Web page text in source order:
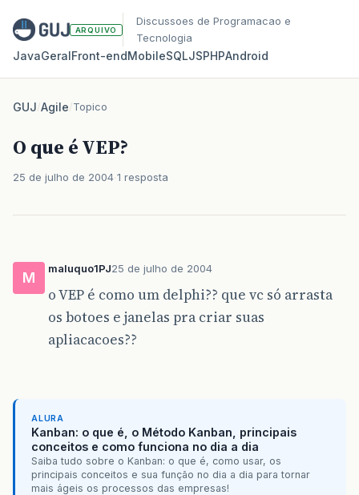
ARQUIVO
Discussoes de Programacao e
Tecnologia
JavaGeralFront‑endMobileSQLJSPHPAndroid
GUJ/Agile/Topico
O que é VEP?
25 de julho de 2004 1 resposta
M
maluquo1PJ25 de julho de 2004
o VEP é como um delphi?? que vc só arrasta
os botoes e janelas pra criar suas
apliacacoes??
ALURA
Kanban: o que é, o Método Kanban, principais
conceitos e como funciona no dia a dia
Saiba tudo sobre o Kanban: o que é, como usar, os
principais conceitos e sua função no dia a dia para tornar
mais ágeis os processos das empresas!